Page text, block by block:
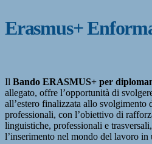
Erasmus+
Il Bando ERASMUS+ per
allegato, offre l’opportunità di
all’estero finalizzata allo
professionali, con l’obiettivo di
linguistiche, professionali e
l’inserimento nel mondo del lavoro in